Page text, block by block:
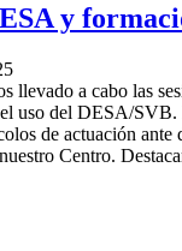
y
llevado a cabo las
uso del DESA/SVB.
de actuación ante
Centro.